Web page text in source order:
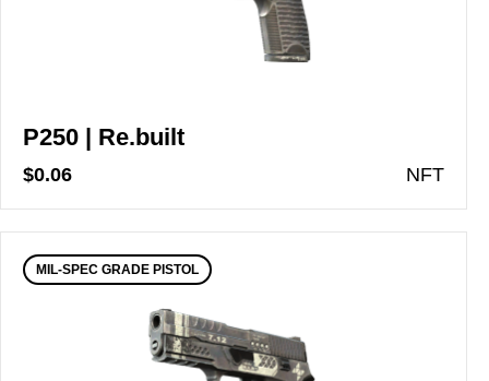
P250 | Re.built
$0.06 NFT
MIL-SPEC GRADE PISTOL